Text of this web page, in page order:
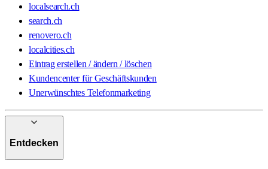
localsearch.ch
search.ch
renovero.ch
localcities.ch
Eintrag erstellen / ändern / löschen
Kundencenter für Geschäftskunden
Unerwünschtes Telefonmarketing
Entdecken